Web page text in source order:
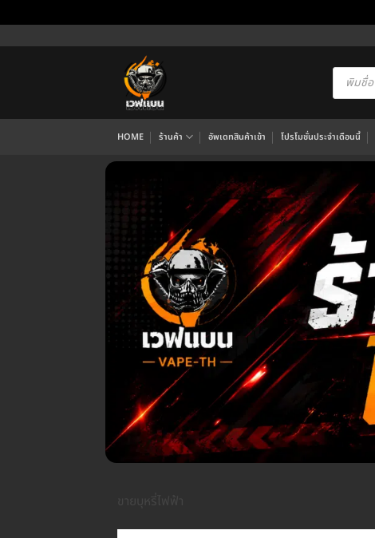
ไป
Products
search
HOME ร้านค้า อัพเดทสินค้าเข้า โปรโมชั่นประจำเดือนนี้